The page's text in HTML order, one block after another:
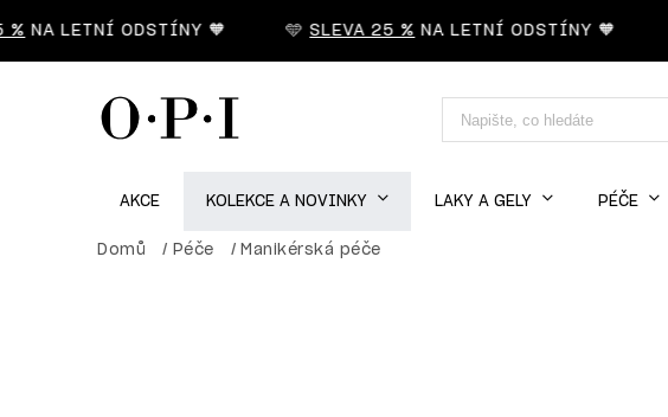
NA LETNÍ ODSTÍNY 🧡 🩵SLEVA 25 %NA LETNÍ ODSTÍNY 🧡
AKCE KOLEKCE A NOVINKY LAKY A GELY PÉČE
Domů / Péče / Manikérská péče